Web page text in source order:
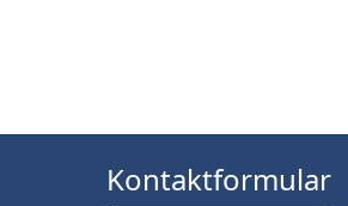
Kontaktformular